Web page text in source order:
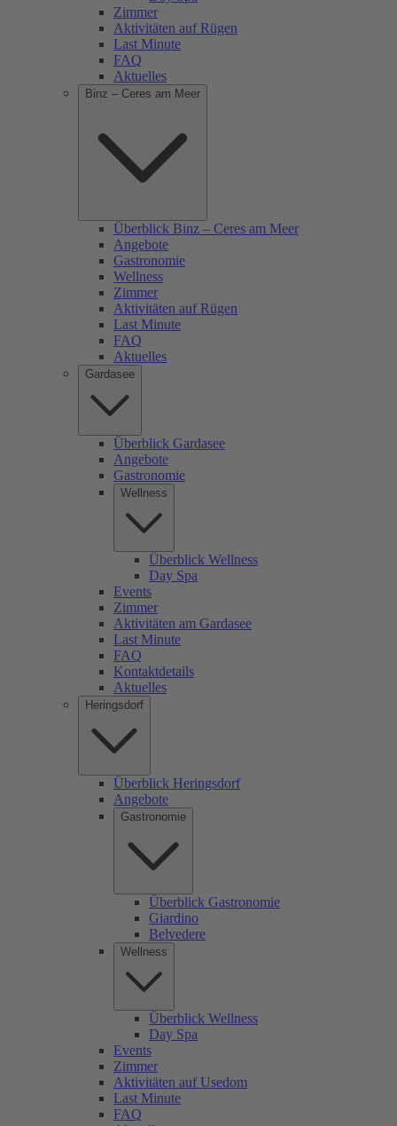
Zimmer
Aktivitäten auf Rügen
Last Minute
FAQ
Aktuelles
Binz – Ceres am Meer
Überblick Binz – Ceres am Meer
Angebote
Gastronomie
Wellness
Zimmer
Aktivitäten auf Rügen
Last Minute
FAQ
Aktuelles
Gardasee
Überblick Gardasee
Angebote
Gastronomie
Wellness
Überblick Wellness
Day Spa
Events
Zimmer
Aktivitäten am Gardasee
Last Minute
FAQ
Kontaktdetails
Aktuelles
Heringsdorf
Überblick Heringsdorf
Angebote
Gastronomie
Überblick Gastronomie
Giardino
Belvedere
Wellness
Überblick Wellness
Day Spa
Events
Zimmer
Aktivitäten auf Usedom
Last Minute
FAQ